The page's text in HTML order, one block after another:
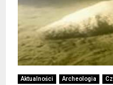
Aktualności Archeologia